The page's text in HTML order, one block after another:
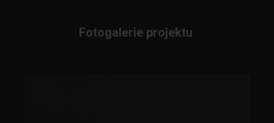
Fotogalerie projektu